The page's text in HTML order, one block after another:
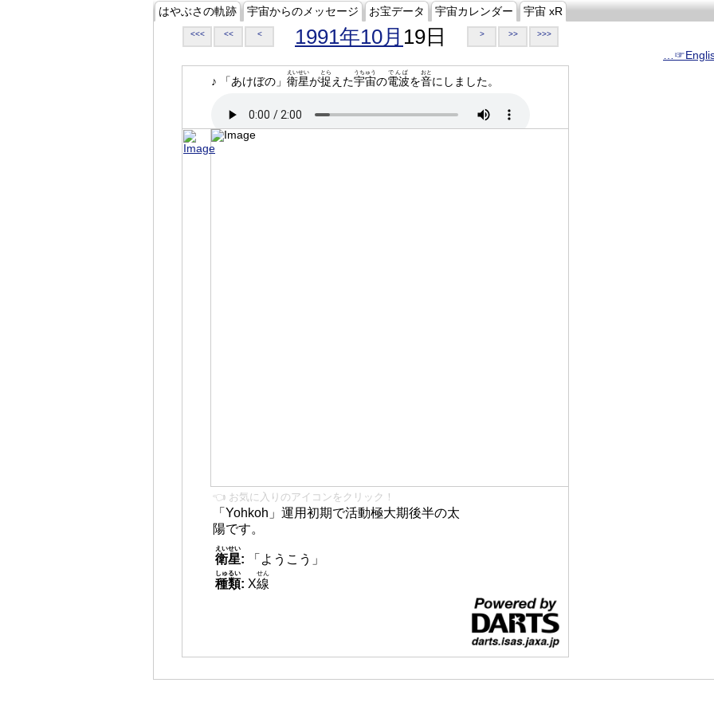
はやぶさの軌跡 宇宙からのメッセージ お宝データ 宇宙カレンダー 宇宙 xR
<<< << < 1991年10月 19日 > >> >>>
♪ 「あけぼの」 衛星
えいせい
が捉
とら
えた宇宙
うちゅう
の電波
でんぱ
を音
おと
にしました。
👈 お気に入りのアイコンをクリック！
「Yohkoh」運用初期で活動極大期後半の太
陽です。
衛星
えいせい
:
「ようこう」
種類
しゅるい
: X線
せん